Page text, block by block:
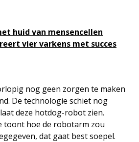
huid van mensencellen
vier varkens met succes
nog geen zorgen te maken
De technologie schiet nog
deze hotdog-robot zien.
toont hoe de robotarm zou
dat gaat best soepel.